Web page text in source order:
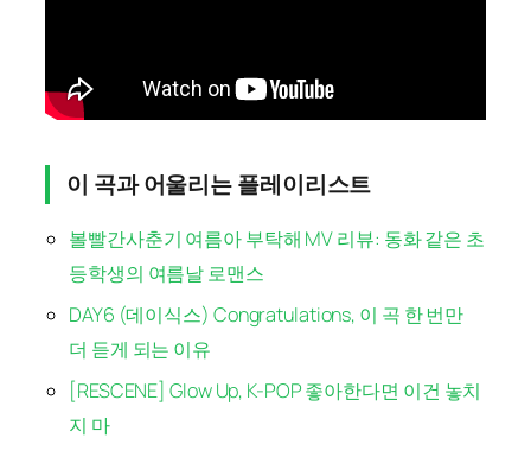
이 곡과 어울리는 플레이리스트
볼빨간사춘기 여름아 부탁해 MV 리뷰: 동화 같은 초
등학생의 여름날 로맨스
DAY6 (데이식스) Congratulations, 이 곡 한 번만
더 듣게 되는 이유
[RESCENE] Glow Up, K-POP 좋아한다면 이건 놓치
지 마